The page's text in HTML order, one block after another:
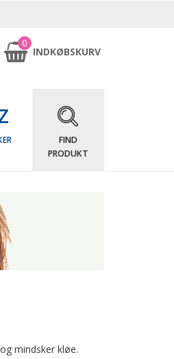
0
INDKØBSKURV
FIND
PRODUKT
mindsker kløe.